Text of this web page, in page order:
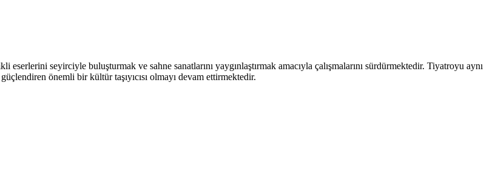
seyirciyle buluşturmak ve sahne sanatlarını yaygınlaştırmak amacıyla çalışmalarını sürdürmektedir. Tiyatroyu aynı
önemli bir kültür taşıyıcısı olmayı devam ettirmektedir.